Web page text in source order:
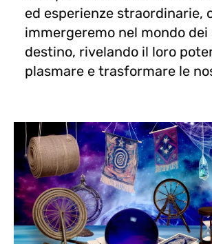
ed esperienze straordinarie,
immergeremo nel mondo dei
destino, rivelando il loro
plasmare e trasformare le